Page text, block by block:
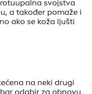
svojstva
a također pomaže i
ako se koža ljušti
na neki drugi
odabir za obnovu